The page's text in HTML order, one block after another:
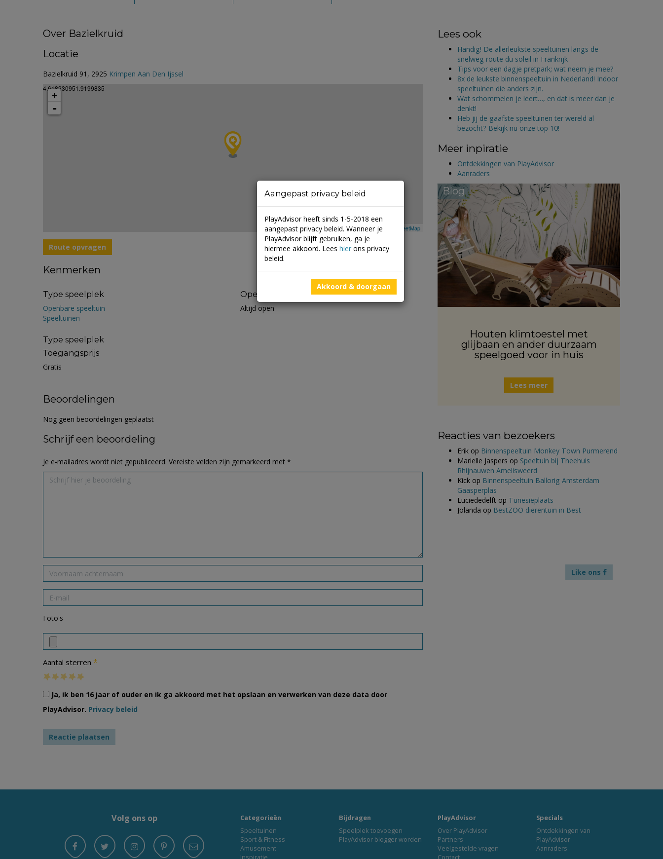
Over Bazielkruid
Locatie
Bazielkruid 91, 2925 Krimpen Aan Den Ijssel
4.618230951.9199835
+
-
Leaflet | ©Mapbox © OpenStreetMap
Route opvragen
Kenmerken
Type speelplek
Openbare speeltuin
Speeltuinen
Type speelplek
Toegangsprijs
Gratis
Openingstijden
Altijd open
Beoordelingen
Nog geen beoordelingen geplaatst
Schrijf een beoordeling
Je e-mailadres wordt niet gepubliceerd. Vereiste velden zijn gemarkeerd met *
Foto's
Aantal sterren *
Ja, ik ben 16 jaar of ouder en ik ga akkoord met het opslaan en verwerken van deze data door
PlayAdvisor. Privacy beleid
Lees ook
Handig! De allerleukste speeltuinen langs de
snelweg route du soleil in Frankrijk
Tips voor een dagje pretpark; wat neem je mee?
8x de leukste binnenspeeltuin in Nederland! Indoor
speeltuinen die anders zijn.
Wat schommelen je leert…, en dat is meer dan je
denkt!
Heb jij de gaafste speeltuinen ter wereld al
bezocht? Bekijk nu onze top 10!
Meer inpiratie
Ontdekkingen van PlayAdvisor
Aanraders
Blog
Houten klimtoestel met
glijbaan en ander duurzaam
speelgoed voor in huis
Lees meer
Reacties van bezoekers
Erik op Binnenspeeltuin Monkey Town Purmerend
Marielle Jaspers op Speeltuin bij Theehuis
Rhijnauwen Amelisweerd
Kick op Binnenspeeltuin Ballorig Amsterdam
Gaasperplas
Luciededelft op Tunesiëplaats
Jolanda op BestZOO dierentuin in Best
Like ons
Volg ons op
Categorieën
Speeltuinen
Sport & Fitness
Amusement
Inspiratie
Bijdragen
Speelplek toevoegen
PlayAdvisor blogger worden
PlayAdvisor
Over PlayAdvisor
Partners
Veelgestelde vragen
Contact
Specials
Ontdekkingen van
PlayAdvisor
Aanraders
Aangepast privacy beleid
PlayAdvisor heeft sinds 1-5-2018 een
aangepast privacy beleid. Wanneer je
PlayAdvisor blijft gebruiken, ga je
hiermee akkoord. Lees hier ons privacy
beleid.
Akkoord & doorgaan